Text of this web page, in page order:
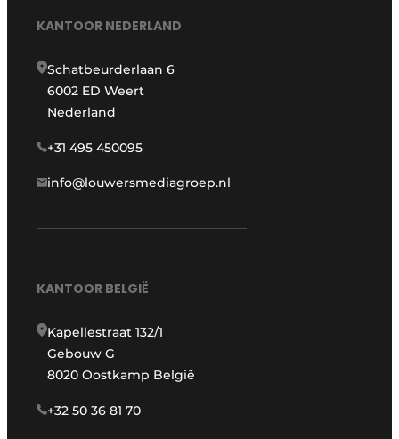
KANTOOR NEDERLAND
Schatbeurderlaan 6
6002 ED Weert
Nederland
+31 495 450095
info@louwersmediagroep.nl
KANTOOR BELGIË
Kapellestraat 132/1
Gebouw G
8020 Oostkamp België
+32 50 36 81 70